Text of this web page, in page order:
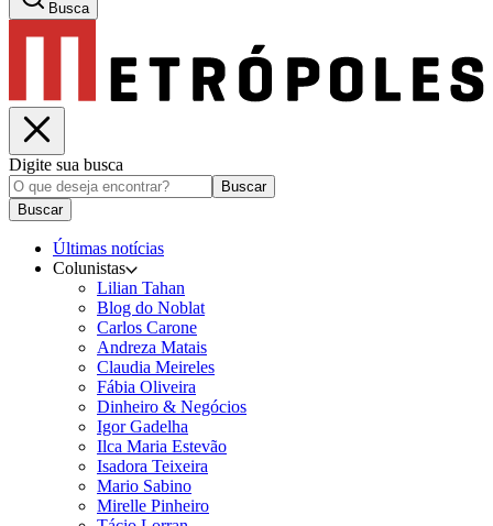
Busca
Digite sua busca
Buscar
Buscar
Últimas notícias
Colunistas
Lilian Tahan
Blog do Noblat
Carlos Carone
Andreza Matais
Claudia Meireles
Fábia Oliveira
Dinheiro & Negócios
Igor Gadelha
Ilca Maria Estevão
Isadora Teixeira
Mario Sabino
Mirelle Pinheiro